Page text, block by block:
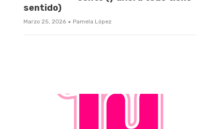
sentido)
Marzo 25, 2026 · Pamela López